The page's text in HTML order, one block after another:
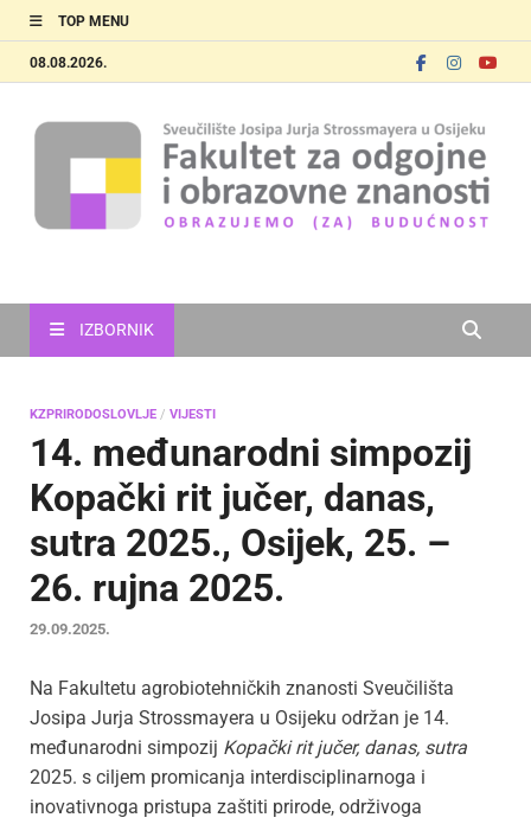
TOP MENU
08.08.2026.
IZBORNIK
KZPRIRODOSLOVLJE / VIJESTI
14. međunarodni simpozij
Kopački rit jučer, danas,
sutra 2025., Osijek, 25. –
26. rujna 2025.
29.09.2025.
Na Fakultetu agrobiotehničkih znanosti Sveučilišta
Josipa Jurja Strossmayera u Osijeku održan je 14.
međunarodni simpozij Kopački rit jučer, danas, sutra
2025. s ciljem promicanja interdisciplinarnoga i
inovativnoga pristupa zaštiti prirode, održivoga